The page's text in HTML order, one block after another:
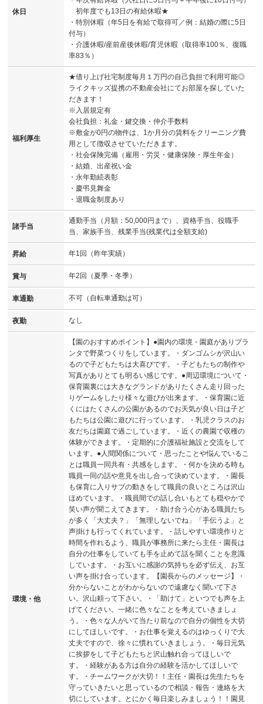
休日
初年度でも13日の有給休暇★
・特別休暇（年5日を有給で取得可／例：結婚の際に5日
付与）
・介護休暇/産前産後休暇/育児休暇（取得率100％、復職
率83％）
福利厚生
★借り上げ社宅制度毎月１万円の自己負担で利用可能◎
ライクキッズ提携の不動産会社にてお部屋を探していた
だきます！
※入居規定有
会社負担：礼金・鍵交換・仲介手数料
※敷金が0円の物件は、1か月分の賃料をクリーニング費
用として徴収させていただきます。
・社会保険完備（雇用・労災・健康保険・厚生年金）
・結婚、出産祝い金
・永年勤続表彰
・慶弔見舞金
・退職金制度あり
諸手当
通勤手当（月額：50,000円まで）、資格手当、役職手
当、家族手当、残業手当(残業代は全額支給)
昇給 年1回（昨年実績）
賞与 年2回（夏季・冬季）
車通勤 不可（自転車通勤は可）
夜勤 なし
環境・他
【園のおすすめポイント】●園内の環境・園庭がありプラ
ンタで野菜つくりをしています。・ダンゴムシが沢山い
るので子どもたちは大喜びです。・子どもたちの制作や
写真がありとても明るい感じです。●周辺環境について・
保育園裏には大きなグランドがありたくさん走り回った
りゲームをしたり様々な遊びが出来ます。・保育園に近
くにはたくさんの公園があるのでお天気が良い日は子ど
もたちは公園に遊びに行っています。・乳児クラスのお
友だちは園庭で過ごしています。・近くの農園で収穫の
体験ができます。・定期的に介護福祉施設と交流をして
います。●人間関係について・思ったことや悩んでいるこ
とは職員一同共有・共感をします。・何かを決める時も
職員一同の話や意見を出し合って決めています。・園長
も保育に入りサブの動きをして職員の良いところは沢山
ほめています。・職員間での話し合いもとても穏やかで
笑い声が聞こえてきます。・助け合う心がある職員たち
が多く「大丈夫？」「無理しないでね」「手伝うよ」と
声掛けも行ってくれています。・話しやすい環境作りと
時間を作れるよう、職員が事務所に来たら主任・園長は
自分の仕事をしていても手を止めて話を聞くことを意識
しています。・お互いに感謝の気持ちを必ず伝え、お互
い声を掛け合っています。【園長からのメッセージ】・
分からないことがわからないので遠慮なく聞いて下さ
い。沢山頼って下さい。・「助けて」といつでも声を上
げてください。一緒に色々なことを考えていきましょ
う。・色々な人がいて当たり前なので自分の個性を大切
にしてほしいです。・お仕事を覚えるのはゆっくりで大
丈夫ですので、徐々に慣れていきましょう。・毎日元気
に挨拶をして子どもたちと沢山触れ合ってほしいで
す。・経験がある方は自分の経験を活かしてほしいで
す。・チームワークが大切！！主任・園長は先生たちを
守っていきたいと思っているので相談・報告・連絡を大
切にしています。とにかく毎日楽しみましょう！！園見